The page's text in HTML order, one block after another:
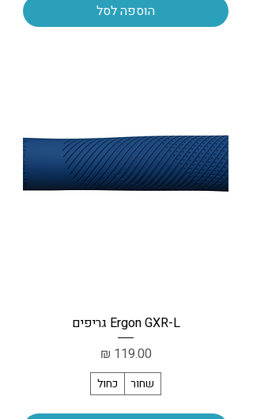
הוספה לסל
Ergon GXR-L גריפים
מחיר‏119.00 ‏₪
שחור כחול